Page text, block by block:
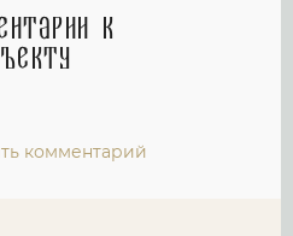
к
комментарий